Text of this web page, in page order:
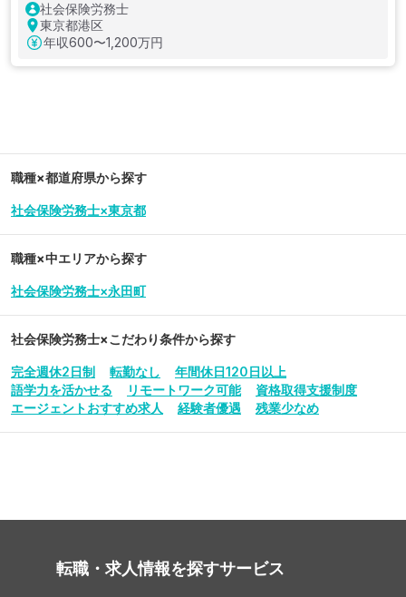
社会保険労務士
東京都港区
年収600〜1,200万円
職種×都道府県から探す
社会保険労務士×東京都
職種×中エリアから探す
社会保険労務士×永田町
社会保険労務士×こだわり条件から探す
完全週休2日制 転勤なし
年間休日120日以上
語学力を活かせる
リモートワーク可能
資格取得支援制度
エージェントおすすめ求人
経験者優遇 残業少なめ
転職・求人情報を探すサービス